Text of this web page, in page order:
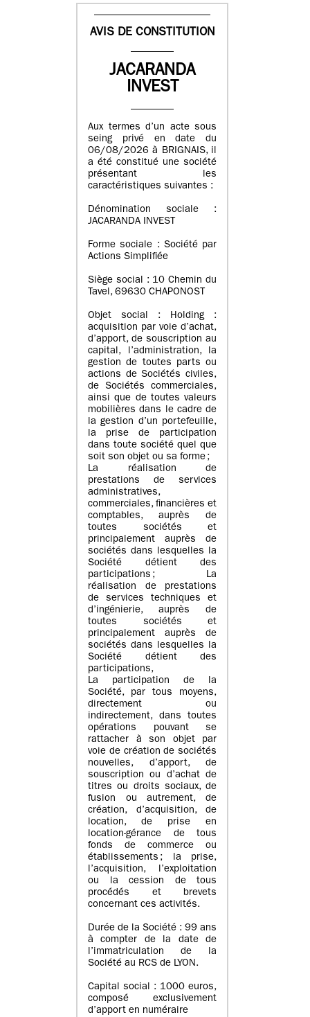
AVIS DE CONSTITUTION
JACARANDA
INVEST
Aux termes d’un acte sous
seing privé en date du
06/08/2026 à BRIGNAIS, il
a été constitué une société
présentant les
caractéristiques suivantes :
Dénomination sociale :
JACARANDA INVEST
Forme sociale : Société par
Actions Simplifiée
Siège social : 10 Chemin du
Tavel, 69630 CHAPONOST
Objet social : Holding :
acquisition par voie d’achat,
d’apport, de souscription au
capital, l’administration, la
gestion de toutes parts ou
actions de Sociétés civiles,
de Sociétés commerciales,
ainsi que de toutes valeurs
mobilières dans le cadre de
la gestion d’un portefeuille,
la prise de participation
dans toute société quel que
soit son objet ou sa forme ;
La réalisation de
prestations de services
administratives,
commerciales, financières et
comptables, auprès de
toutes sociétés et
principalement auprès de
sociétés dans lesquelles la
Société détient des
participations ; La
réalisation de prestations
de services techniques et
d’ingénierie, auprès de
toutes sociétés et
principalement auprès de
sociétés dans lesquelles la
Société détient des
participations,
La participation de la
Société, par tous moyens,
directement ou
indirectement, dans toutes
opérations pouvant se
rattacher à son objet par
voie de création de sociétés
nouvelles, d’apport, de
souscription ou d’achat de
titres ou droits sociaux, de
fusion ou autrement, de
création, d’acquisition, de
location, de prise en
location-gérance de tous
fonds de commerce ou
établissements ; la prise,
l’acquisition, l’exploitation
ou la cession de tous
procédés et brevets
concernant ces activités.
Durée de la Société : 99 ans
à compter de la date de
l’immatriculation de la
Société au RCS de LYON.
Capital social : 1000 euros,
composé exclusivement
d’apport en numéraire